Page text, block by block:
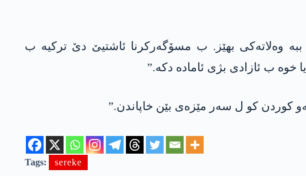
ببە وەلاتەکی بھێز. ب مسۆگەرکرنا ئاشتیێ دێ ترکیە ب
خوە ب ئازادی بژی ئامادە دکە.”
کوردن کو ل سەر مێزەی بێن خاپاندن.”
Tags: sereke